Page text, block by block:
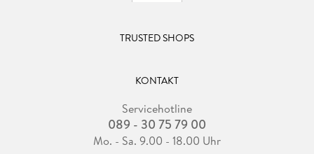
TRUSTED SHOPS
KONTAKT
Servicehotline
089 - 30 75 79 00
Mo. - Sa. 9.00 - 18.00 Uhr